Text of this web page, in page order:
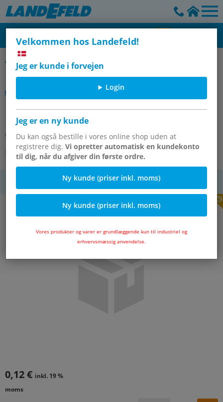
Velkommen hos Landefeld!
Jeg er kunde i forvejen
Login
Jeg er en ny kunde
Du kan også bestille i vores online shop uden at
registrere dig.Vi opretter automatisk en kundekonto
til dig, når du afgiver din første ordre.
Ny kunde (priser inkl. moms)
Ny kunde (priser inkl. moms)
Vores produkter og varer er grundlæggende kun til industriel og
erhvervsmæssig anvendelse.
SMC
M5DIN6923 MIT GEZAHNTEM RAND
Varenummer: OT-SMC179582
Andre varianter af varen
0,12 € inkl. 19 %
moms